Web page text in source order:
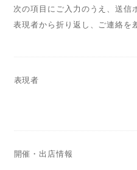
次の項目にご入力のうえ、送信
表現者から折り返し、ご連絡を
表現者
開催・出店情報